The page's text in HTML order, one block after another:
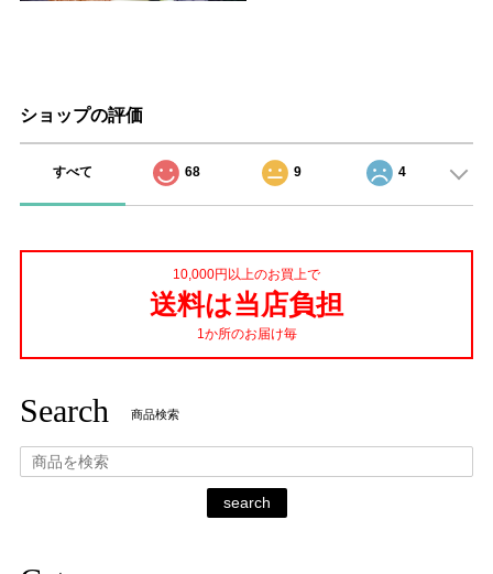
ショップの評価
すべて 68 9 4
10,000円以上のお買上で
送料は当店負担
1か所のお届け毎
Search 商品検索
search